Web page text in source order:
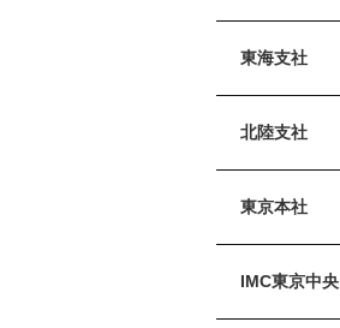
東海支社
北陸支社
東京本社
IMC東京中央